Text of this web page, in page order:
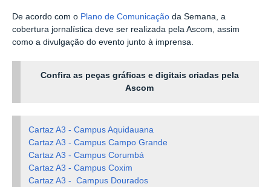
De acordo com o Plano de Comunicação da Semana, a
cobertura jornalística deve ser realizada pela Ascom, assim
como a divulgação do evento junto à imprensa.
Confira as peças gráficas e digitais criadas pela
Ascom
Cartaz A3 - Campus Aquidauana
Cartaz A3 - Campus Campo Grande
Cartaz A3 - Campus Corumbá
Cartaz A3 - Campus Coxim
Cartaz A3 - Campus Dourados